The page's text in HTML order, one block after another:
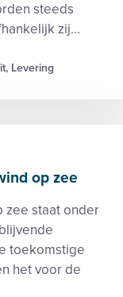
steeds
zij...
Levering
op zee
zee staat onder
toekomstige
het voor de